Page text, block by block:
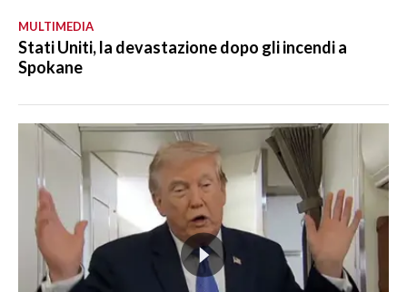
MULTIMEDIA
Stati Uniti, la devastazione dopo gli incendi a
Spokane